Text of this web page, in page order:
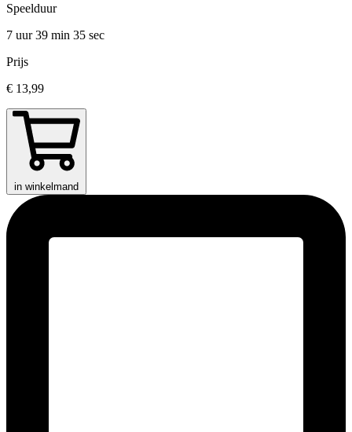
Speelduur
7 uur 39 min 35 sec
Prijs
€ 13,99
in winkelmand